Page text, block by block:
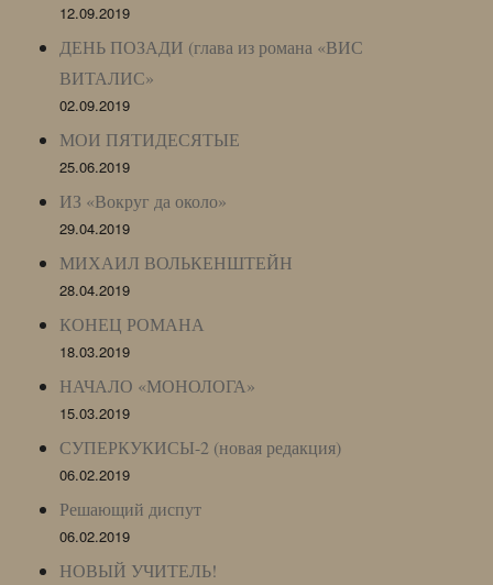
12.09.2019
ДЕНЬ ПОЗАДИ (глава из романа «ВИС
ВИТАЛИС»
02.09.2019
МОИ ПЯТИДЕСЯТЫЕ
25.06.2019
ИЗ «Вокруг да около»
29.04.2019
МИХАИЛ ВОЛЬКЕНШТЕЙН
28.04.2019
КОНЕЦ РОМАНА
18.03.2019
НАЧАЛО «МОНОЛОГА»
15.03.2019
СУПЕРКУКИСЫ-2 (новая редакция)
06.02.2019
Решающий диспут
06.02.2019
НОВЫЙ УЧИТЕЛЬ!